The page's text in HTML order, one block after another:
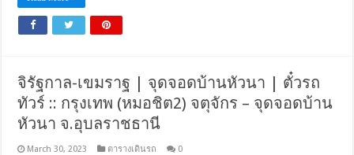
จิรัฐกาล-เขมราฐ | จุดจอดบ้านหัวนา | ตั๋วรถ
ทัวร์ :: กรุงเทพ (หมอชิต2) จตุจักร – จุดจอดบ้าน
หัวนา จ.อุบลราชธานี
March 30, 2023 ตารางเดินรถ 0